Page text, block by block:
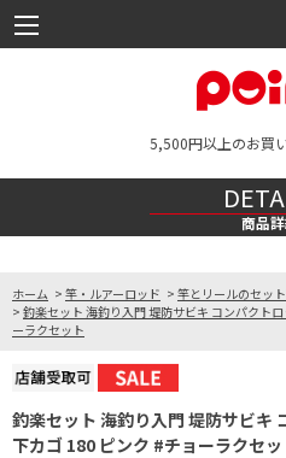
5,500円以上のお買
商品
ホーム > 竿・ルアーロッド > 竿とリールのセッ
> 釣楽セット 海釣り入門 堤防サビキ コンパクト
ーラクセット
釣楽セット 海釣り入門 堤防サビキ
下カゴ 180 ピンク #チョーラクセッ